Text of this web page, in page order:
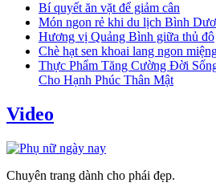
Bí quyết ăn vặt để giảm cân
Món ngon rẻ khi du lịch Bình
Hương vị Quảng Bình giữa thủ đô
Chè hạt sen khoai lang ngon
Thực Phẩm Tăng Cường Đời
Cho Hạnh Phúc Thân Mật
Video
Chuyên trang dành cho phái đẹp.